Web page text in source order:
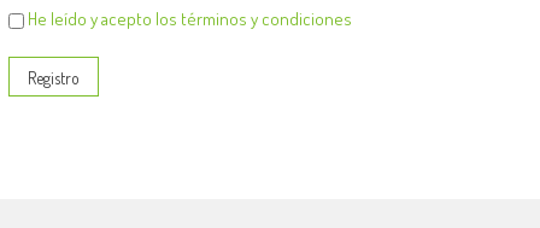
He leído y acepto los términos y condiciones